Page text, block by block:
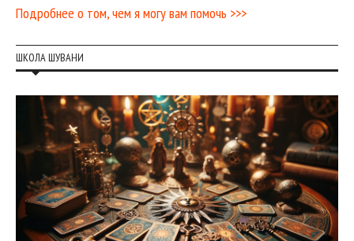
Подробнее о том, чем я могу вам помочь >>>
ШКОЛА ШУВАНИ